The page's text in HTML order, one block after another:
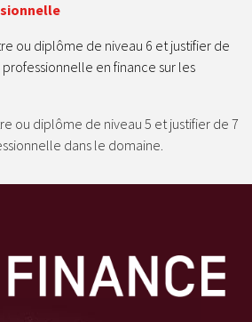
ou diplôme de niveau 6 et justifier de
professionnelle en finance sur les
ou diplôme de niveau 5 et justifier de 7
dans le domaine.